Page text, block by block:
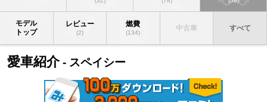
モデル
トップ
レビュー
(2)
燃費
(134)
中古車 すべて
愛車紹介- スペイシー